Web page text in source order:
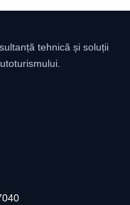
tehnică și soluții